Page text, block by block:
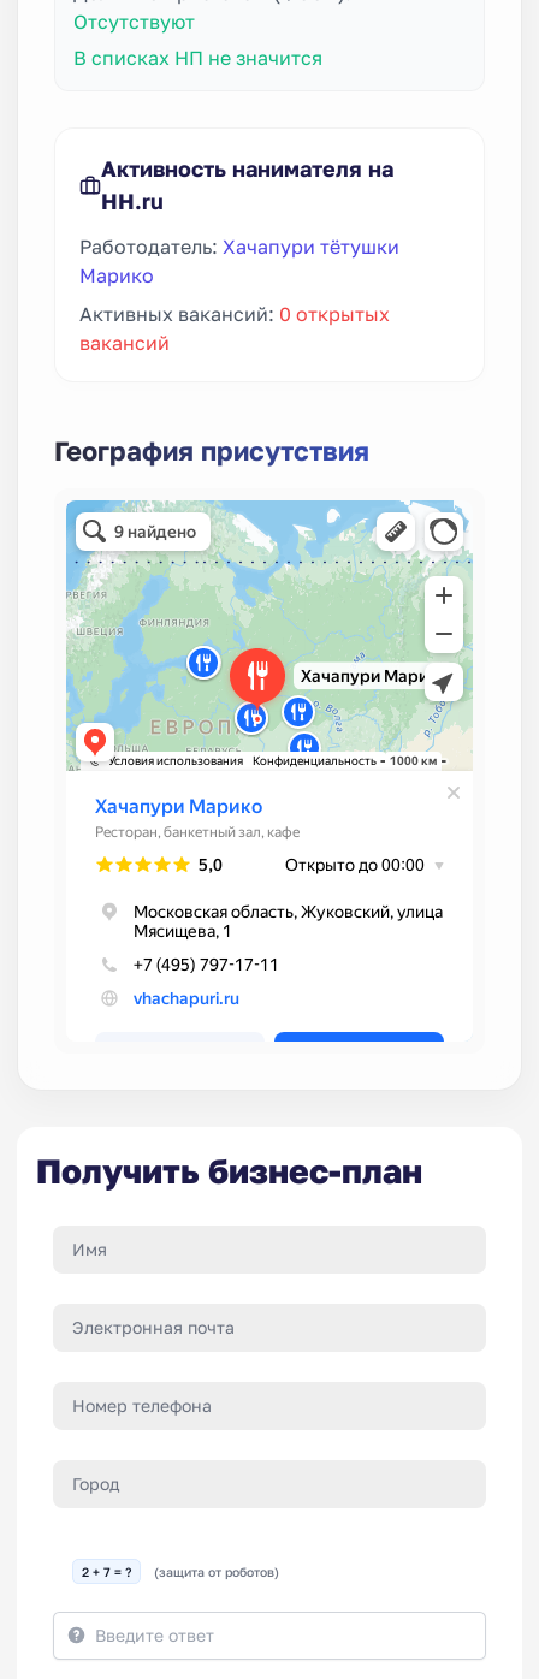
Отсутствуют
В списках НП не значится
Активность нанимателя на
HH.ru
Работодатель: Хачапури тётушки
Марико
Активных вакансий: 0 открытых
вакансий
География присутствия
Получить бизнес-план
2 + 7 = ? (защита от роботов)